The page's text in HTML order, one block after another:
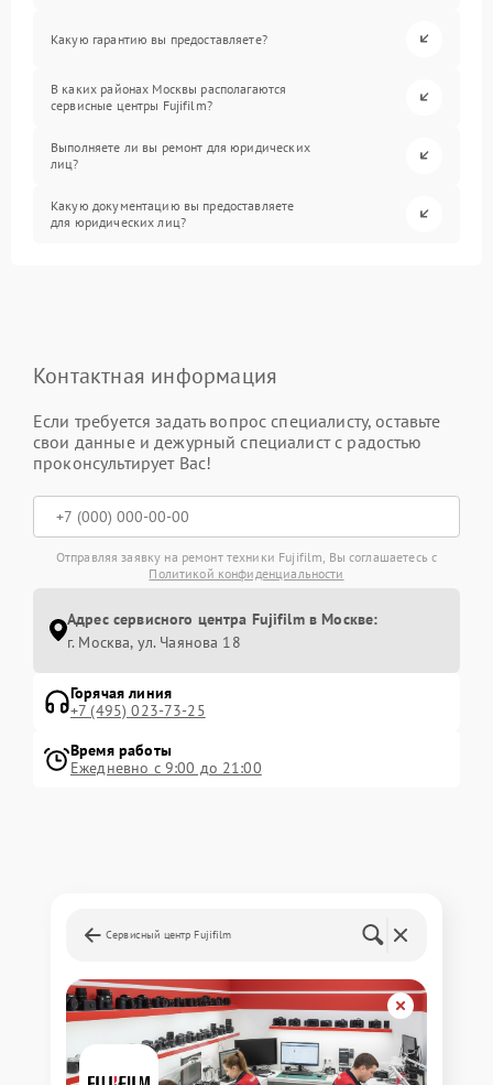
Какую гарантию вы предоставляете?
В каких районах Москвы располагаются
сервисные центры Fujifilm?
Выполняете ли вы ремонт для юридических
лиц?
Какую документацию вы предоставляете
для юридических лиц?
Контактная информация
Если требуется задать вопрос специалисту, оставьте
свои данные и дежурный специалист с радостью
проконсультирует Вас!
Отправляя заявку на ремонт техники Fujifilm, Вы соглашаетесь с
Политикой конфиденциальности
Адрес сервисного центра Fujifilm в Москве:
г. Москва, ул. Чаянова 18
Горячая линия
+7 (495) 023-73-25
Время работы
Ежедневно с 9:00 до 21:00
Сервисный центр Fujifilm